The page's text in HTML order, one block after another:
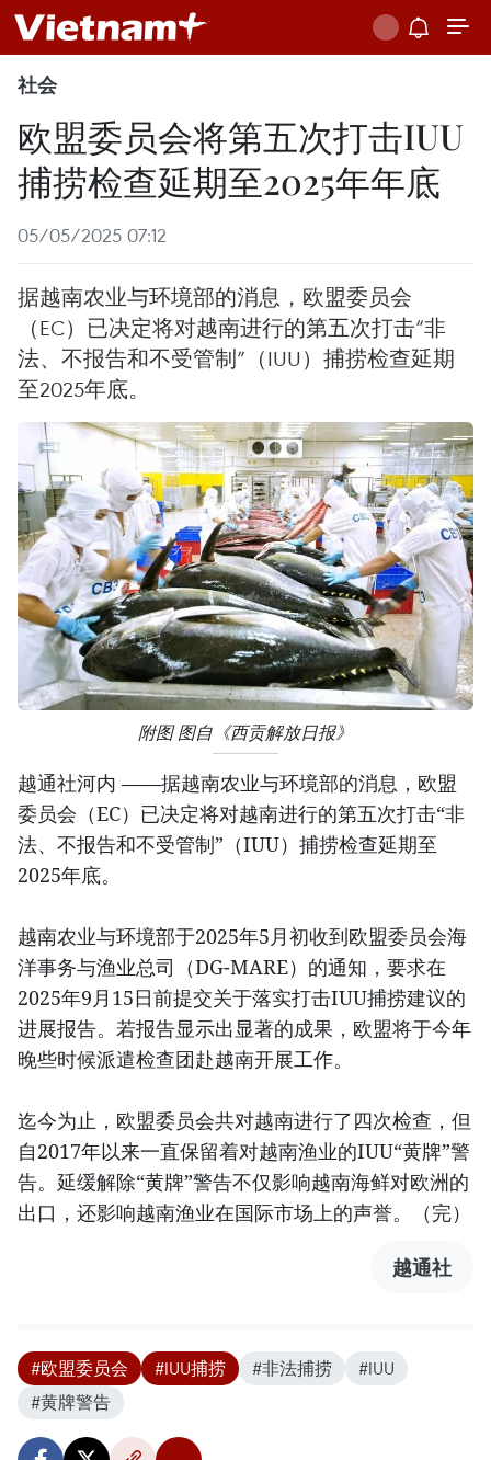
社会
欧盟委员会将第五次打击IUU
捕捞检查延期至2025年年底
05/05/2025 07:12
据越南农业与环境部的消息，欧盟委员会
（EC）已决定将对越南进行的第五次打击“非
法、不报告和不受管制”（IUU）捕捞检查延期
至2025年底。
附图 图自《西贡解放日报》
越通社河内 ——据越南农业与环境部的消息，欧盟
委员会（EC）已决定将对越南进行的第五次打击“非
法、不报告和不受管制”（IUU）捕捞检查延期至
2025年底。
越南农业与环境部于2025年5月初收到欧盟委员会海
洋事务与渔业总司（DG-MARE）的通知，要求在
2025年9月15日前提交关于落实打击IUU捕捞建议的
进展报告。若报告显示出显著的成果，欧盟将于今年
晚些时候派遣检查团赴越南开展工作。
迄今为止，欧盟委员会共对越南进行了四次检查，但
自2017年以来一直保留着对越南渔业的IUU“黄牌”警
告。延缓解除“黄牌”警告不仅影响越南海鲜对欧洲的
出口，还影响越南渔业在国际市场上的声誉。（完）
越通社
#欧盟委员会 #IUU捕捞 #非法捕捞
#IUU
#黄牌警告